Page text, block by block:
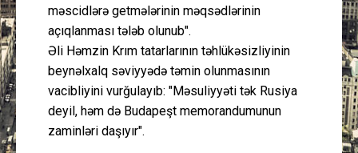
məscidlərə getmələrinin məqsədlərinin
açıqlanması tələb olunub".
Əli Həmzin Krım tatarlarının təhlükəsizliyinin
beynəlxalq səviyyədə təmin olunmasının
vacibliyini vurğulayıb: "Məsuliyyəti tək Rusiya
deyil, həm də Budapeşt memorandumunun
zaminləri daşıyır".